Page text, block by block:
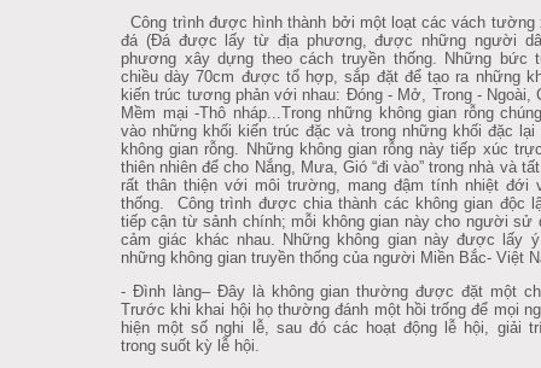
Công trình được hình thành bởi một loạt các vách tường
đá (Đá được lấy từ địa phương, được những người
phương xây dựng theo cách truyền thống. Những bức
chiều dày 70cm được tổ hợp, sắp đặt để tạo ra những
kiến trúc tương phản với nhau: Đóng - Mở, Trong - Ngoài,
Mềm mại -Thô nháp...Trong những không gian rỗng
vào những khối kiến trúc đặc và trong những khối đặc lại
không gian rỗng. Những không gian rỗng này tiếp xúc
thiên nhiên để cho Nắng, Mưa, Gió “đi vào” trong nhà và
rất thân thiện với môi trường, mang đậm tính nhiệt đới
thống. Công trình được chia thành các không gian độc
tiếp cận từ sảnh chính; mỗi không gian này cho người sử
cảm giác khác nhau. Những không gian này được lấy
những không gian truyền thống của người Miền Bắc- Việt
- Đình làng– Đây là không gian thường được đặt một
Trước khi khai hội họ thường đánh một hồi trống để mọi
hiện một số nghi lễ, sau đó các hoạt động lễ hội, giải
trong suốt kỳ lễ hội.